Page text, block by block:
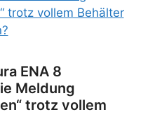
ENA 8
Meldung
trotz vollem